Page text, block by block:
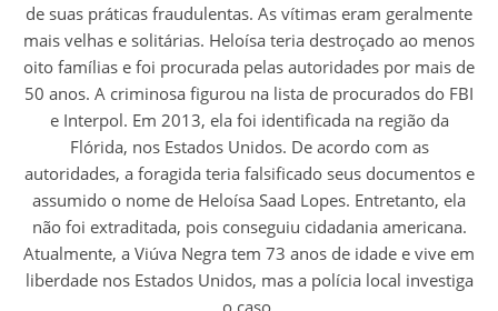
de suas práticas fraudulentas. As vítimas eram geralmente
mais velhas e solitárias. Heloísa teria destroçado ao menos
oito famílias e foi procurada pelas autoridades por mais de
50 anos. A criminosa figurou na lista de procurados do FBI
e Interpol. Em 2013, ela foi identificada na região da
Flórida, nos Estados Unidos. De acordo com as
autoridades, a foragida teria falsificado seus documentos e
assumido o nome de Heloísa Saad Lopes. Entretanto, ela
não foi extraditada, pois conseguiu cidadania americana.
Atualmente, a Viúva Negra tem 73 anos de idade e vive em
liberdade nos Estados Unidos, mas a polícia local investiga